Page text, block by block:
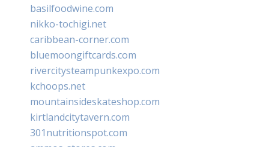
basilfoodwine.com
nikko-tochigi.net
caribbean-corner.com
bluemoongiftcards.com
rivercitysteampunkexpo.com
kchoops.net
mountainsideskateshop.com
kirtlandcitytavern.com
301nutritionspot.com